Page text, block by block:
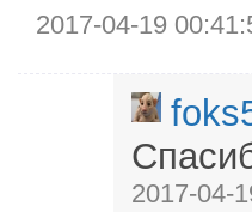
2017-04-19
2017-04-